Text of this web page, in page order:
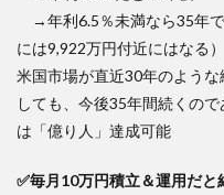
→年利6.5％未満なら35年
には9,922万円付近にはなる）
米国市場が直近30年のよう
しても、今後35年間続くの
は「億り人」達成可能
✅毎月10万円積立＆運用だ